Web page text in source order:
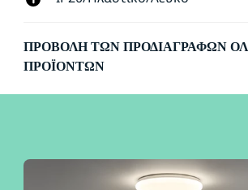
ΠΡΟΒΟΛΉ ΤΩΝ ΠΡΟΔΙΑΓΡΑΦΏΝ
ΠΡΟΪΌΝΤΩΝ